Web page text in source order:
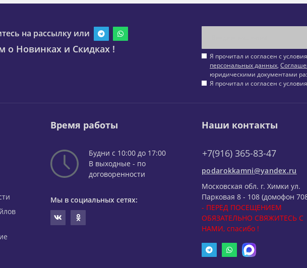
на рассылку или
о Новинках и Скидках !
Я прочитал и согласен с
персональных данных,
юридическими документами
Я прочитал и согласен с
Время работы
Будни с 10:00 до 17:00
В выходные - по
договоренности
Мы в социальных сетях:
Наши контакты
+7(916) 365-83-47
podarokkamni@yandex.ru
Московская обл. г. Химки ул.
Парковая 8 - 108 (домофон
- ПЕРЕД ПОСЕЩЕНИЕМ
ОБЯЗАТЕЛЬНО СВЯЖИТЕСЬ С
НАМИ, спасибо !